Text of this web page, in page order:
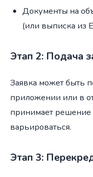
Документы на
(или выписка из
Этап 2: Подача
Заявка может быть
приложении или в
принимает решение
варьироваться.
Этап 3: